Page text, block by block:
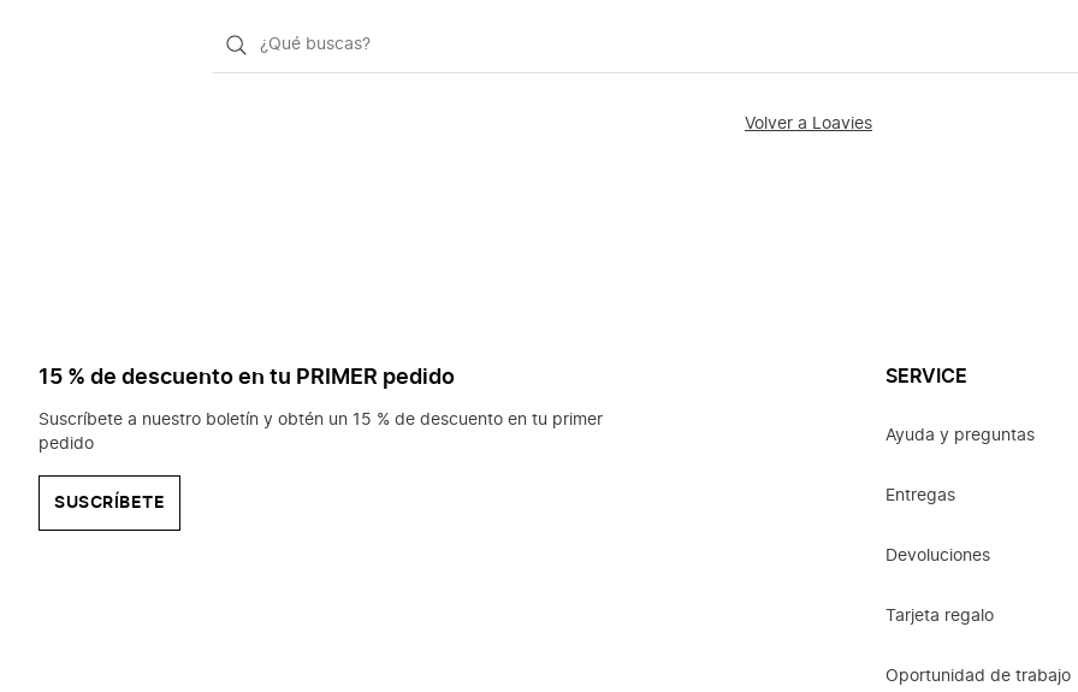
¿Qué
Volver a Loavies
15 % de descuento en tu PRIMER pedido
Suscríbete a nuestro boletín y obtén un 15 % de descuento en tu primer
pedido
SUSCRÍBETE
SERVICE
Ayuda y preguntas
Entregas
Devoluciones
Tarjeta regalo
Oportunidad de trabajo